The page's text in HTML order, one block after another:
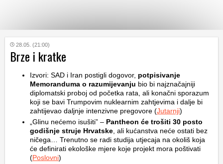
KATEGORIJE
HRVATSKI
WEB
28.05. (21:00)
Brze i kratke
Izvori: SAD i Iran postigli dogovor, potpisivanje
Memoranduma o razumijevanju bio bi najznačajniji
diplomatski proboj od početka rata, ali konačni sporazum
koji se bavi Trumpovim nuklearnim zahtjevima i dalje bi
zahtijevao daljnje intenzivne pregovore (Jutarnji)
„Glinu nećemo isušiti” – Pantheon će trošiti 30 posto
godišnje struje Hrvatske , ali kućanstva neće ostati bez
ničega… Trenutno se radi studija utjecaja na okoliš koja
će definirati ekološke mjere koje projekt mora poštivati
(Poslovni)